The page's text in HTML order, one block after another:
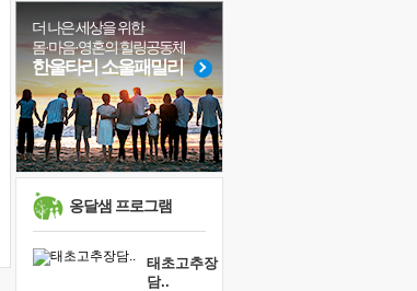
꿈이 실제가 되는 것
'말 타는 법'을 먼저
아픈 아버지를 위한 공간 설계
졸업식 사진을 보며
극심한 변비, 어깨결림, 수면 장애
보고 싶은 어머니
마음이 멈춰 버린 곳
못된 꼰대들
#리더
#비전캠프
#위기
#건강
#경험
#힐링
#계획
#독서캠프
#선택
#독서
#바이러스
#극복
#나눔
더 나은 세상을 위한
몸·마음·영혼의 힐링공동체
한울타리 소울패밀리
옹달샘 프로그램
태초고추장
담..